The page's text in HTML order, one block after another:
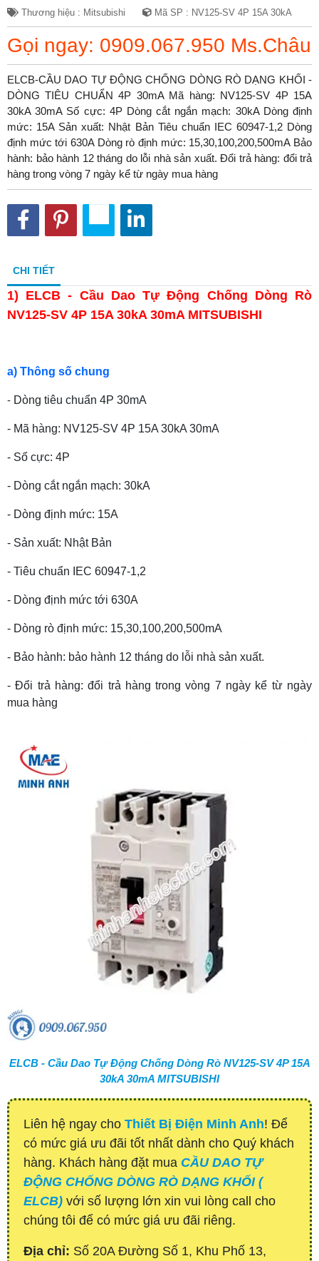
Thương hiệu : Mitsubishi Mã SP : NV125-SV 4P 15A 30kA
Gọi ngay: 0909.067.950 Ms.Châu
ELCB-CẦU DAO TỰ ĐỘNG CHỐNG DÒNG RÒ DẠNG KHỐI -
DÒNG TIÊU CHUẨN 4P 30mA Mã hàng: NV125-SV 4P 15A
30kA 30mA Số cực: 4P Dòng cắt ngắn mạch: 30kA Dòng định
mức: 15A Sản xuất: Nhật Bản Tiêu chuẩn IEC 60947-1,2 Dòng
định mức tới 630A Dòng rò định mức: 15,30,100,200,500mA Bảo
hành: bảo hành 12 tháng do lỗi nhà sản xuất. Đổi trả hàng: đổi trả
hàng trong vòng 7 ngày kể từ ngày mua hàng
CHI TIẾT
1) ELCB - Cầu Dao Tự Động Chống Dòng Rò
NV125-SV 4P 15A 30kA 30mA MITSUBISHI
a) Thông số chung
- Dòng tiêu chuẩn 4P 30mA
- Mã hàng: NV125-SV 4P 15A 30kA 30mA
- Số cực: 4P
- Dòng cắt ngắn mạch: 30kA
- Dòng định mức: 15A
- Sản xuất: Nhật Bản
- Tiêu chuẩn IEC 60947-1,2
- Dòng định mức tới 630A
- Dòng rò định mức: 15,30,100,200,500mA
- Bảo hành: bảo hành 12 tháng do lỗi nhà sản xuất.
- Đổi trả hàng: đổi trả hàng trong vòng 7 ngày kể từ ngày
mua hàng
ELCB - Cầu Dao Tự Động Chống Dòng Rò NV125-SV 4P 15A
30kA 30mA MITSUBISHI
Liên hệ ngay cho Thiết Bị Điện Minh Anh! Để
có mức giá ưu đãi tốt nhất dành cho Quý khách
hàng. Khách hàng đặt mua CẦU DAO TỰ
ĐỘNG CHỐNG DÒNG RÒ DẠNG KHỐI (
ELCB) với số lượng lớn xin vui lòng call cho
chúng tôi để có mức giá ưu đãi riêng.
Địa chỉ: Số 20A Đường Số 1, Khu Phố 13,